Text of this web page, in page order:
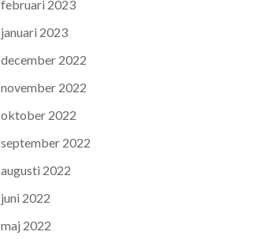
februari 2023
januari 2023
december 2022
november 2022
oktober 2022
september 2022
augusti 2022
juni 2022
maj 2022